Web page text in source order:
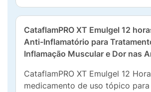
CataflamPRO XT Emulgel 12
Anti-Inflamatório para
Inflamação Muscular e Dor nas
CataflamPRO XT Emulgel 12
medicamento de uso tópico